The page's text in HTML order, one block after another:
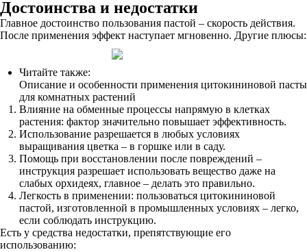
Достоинства и недостатки
Главное достоинство пользования пастой – скорость действия.
После применения эффект наступает мгновенно. Другие плюсы:
Читайте также:
Описание и особенности применения цитокининовой пасты
для комнатных растений
Влияние на обменные процессы напрямую в клетках
растения: фактор значительно повышает эффективность.
Использование разрешается в любых условиях
выращивания цветка – в горшке или в саду.
Помощь при восстановлении после повреждений –
инструкция разрешает использовать вещество даже на
слабых орхидеях, главное – делать это правильно.
Легкость в применении: пользоваться цитокининовой
пастой, изготовленной в промышленных условиях – легко,
если соблюдать инструкцию.
Есть у средства недостатки, препятствующие его
использованию: